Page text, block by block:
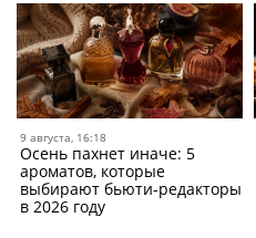
9 августа, 16:18
Осень пахнет иначе: 5
ароматов, которые
выбирают бьюти-редакторы
в 2026 году